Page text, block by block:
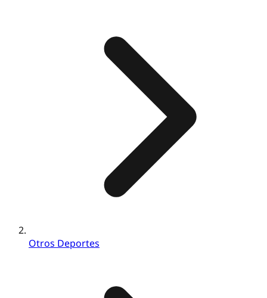
Otros Deportes